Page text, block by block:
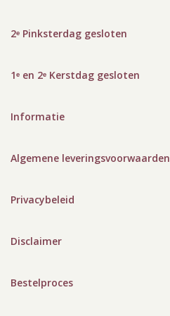
2ᵉ Pinksterdag gesloten
1ᵉ en 2ᵉ Kerstdag gesloten
Informatie
Algemene leveringsvoorwaarden
Privacybeleid
Disclaimer
Bestelproces